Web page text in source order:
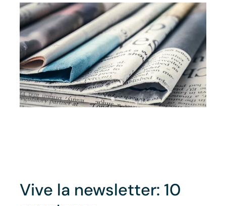
Vive la newsletter: 10